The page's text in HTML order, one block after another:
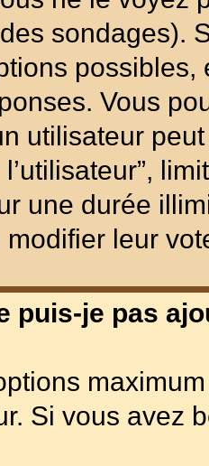
sondages).
Vous
utilisateur
l’utilisateur”,
une durée
leur
puis-je pas
Si vous avez